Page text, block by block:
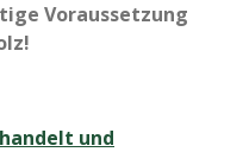
Voraussetzung
und